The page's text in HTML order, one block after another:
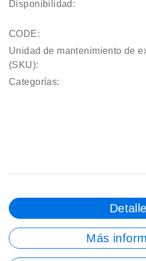
Disponibilidad:
CODE:
Unidad de mantenimiento de
(SKU):
Categorías:
Más